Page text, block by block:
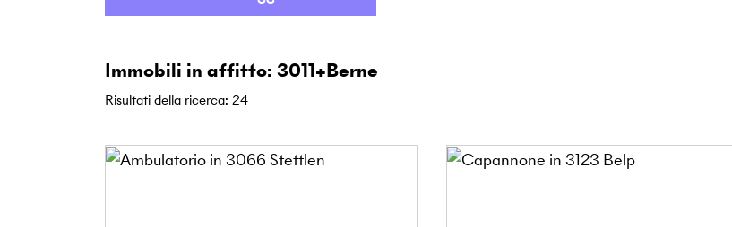
Immobili in affitto: 3011+Berne
Risultati della ricerca: 24